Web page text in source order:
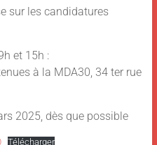
sur les candidatures
et 15h :
à la MDA30, 34 ter rue
2025, dès que possible
Télécharger